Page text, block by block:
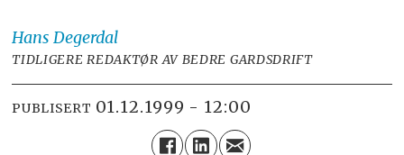
Hans Degerdal
TIDLIGERE REDAKTØR AV BEDRE GARDSDRIFT
PUBLISERT 01.12.1999 - 12:00